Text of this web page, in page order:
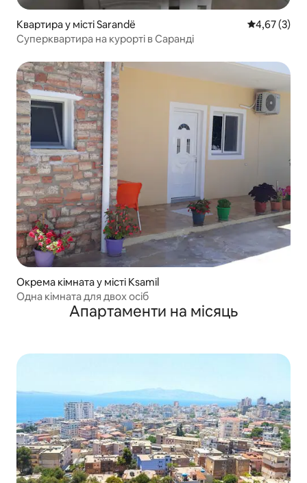
Квартира у місті Sarandë Середня
4,67 (3)
Суперквартира на курорті в Саранді
Окрема кімната у місті Ksamil
Одна кімната для двох осіб
Апартаменти на місяць